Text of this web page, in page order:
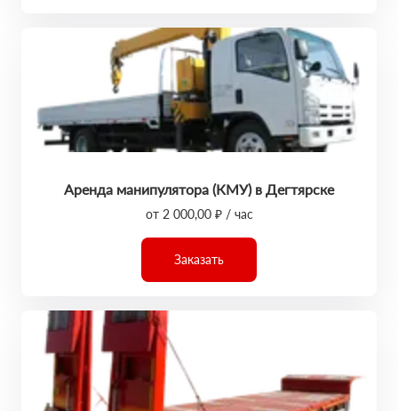
Аренда манипулятора (КМУ) в Дегтярске
от 2 000,00 ₽ / час
Заказать